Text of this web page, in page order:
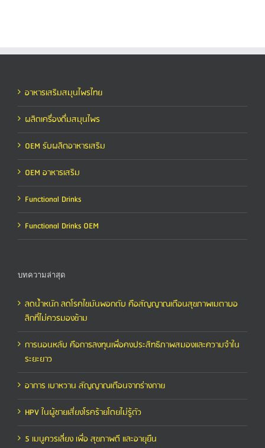
อาหารเสริมสมุนไพรไทย
ผลิตเครื่องดื่มสมุนไพร
OEM รับผลิตอาหารเสริม
OEM อาหารเสริม
Functional Drinks
Functional Drinks OEM
บทความล่าสุด
ลดน้ำหนัก ลดโรคไขมันพอกตับ คือสัญญาณเตือนสุขภาพเมตาบอ
ลิกที่ไม่ควรมองข้าม
การนอนหลับ คือการลงทุนเพื่อคงประสิทธิภาพสมองและความจำใน
ระยะยาว
อาการ เบาหวาน สัญญาณเตือนจากร่างกาย
HPV ในผู้ชายเสี่ยงโรคร้ายโดยไม่รู้ตัว
5 เมนูควรเลี่ยง เพื่อ สุขภาพดี และอายุยืน